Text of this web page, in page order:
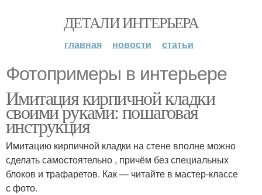
ДЕТАЛИ ИНТЕРЬЕРА
главная новости статьи
Фотопримеры в интерьере
Имитация кирпичной кладки
своими руками: пошаговая
инструкция
Имитацию кирпичной кладки на стене вполне можно
сделать самостоятельно , причём без специальных
блоков и трафаретов. Как — читайте в мастер-классе
с фото.